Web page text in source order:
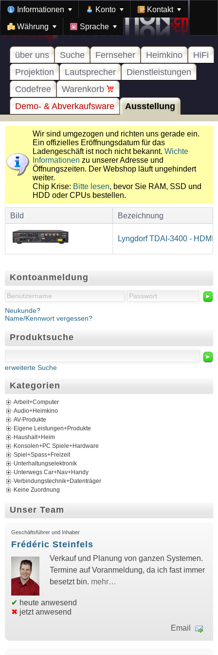
Informationen Konto Kontakt
Währung Sprache
über uns Suche Fernseher Heimkino
HiFi
Projektion
Lautsprecher
Dienstleistungen
Codefree
Warenkorb
Demo- & Abverkaufsware
Ausstellung
Kontoanmeldung
►
Neukunde?
Name/Kennwort vergessen?
Produktsuche
►
erweiterte Suche
Kategorien
Arbeit+Computer
Audio+Heimkino
AV-Produkte
Eigene Leistungen+Produkte
Haushalt+Heim
Konsolen+PC Spiele+Hardware
Spiel+Spass+Freizeit
Unterhaltungselektronik
Unterwegs Car+Nav+Handy
Verbindungstechnik+Datenträger
Keine Zuordnung
Unser Team
Geschäftsführer und Inhaber
Frédéric Steinfels
Verkauf und Planung von ganzen Systemen.
Termine auf Voranmeldung, da ich fast immer
besetzt bin. mehr…
✔ heute anwesend
✖ jetzt anwesend
Email
Wir sind umgezogen und richten uns gerade ein.
Ein offizielles Eröffnungsdatum für das
Ladengeschäft ist noch nicht bekannt. Wichte
Informationen zu unserer Adresse und
Öffnungszeiten. Der Webshop läuft ungehindert
weiter.
Chip Krise: Bitte lesen, bevor Sie RAM, SSD und
HDD oder CPUs bestellen.
Bild Bezeichnung
Lyngdorf TDAI-3400 - HDMI I